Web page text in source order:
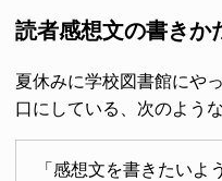
読者感想文の書き
夏休みに学校図書館にや
口にしている、次のような
「感想文を書きたいよ